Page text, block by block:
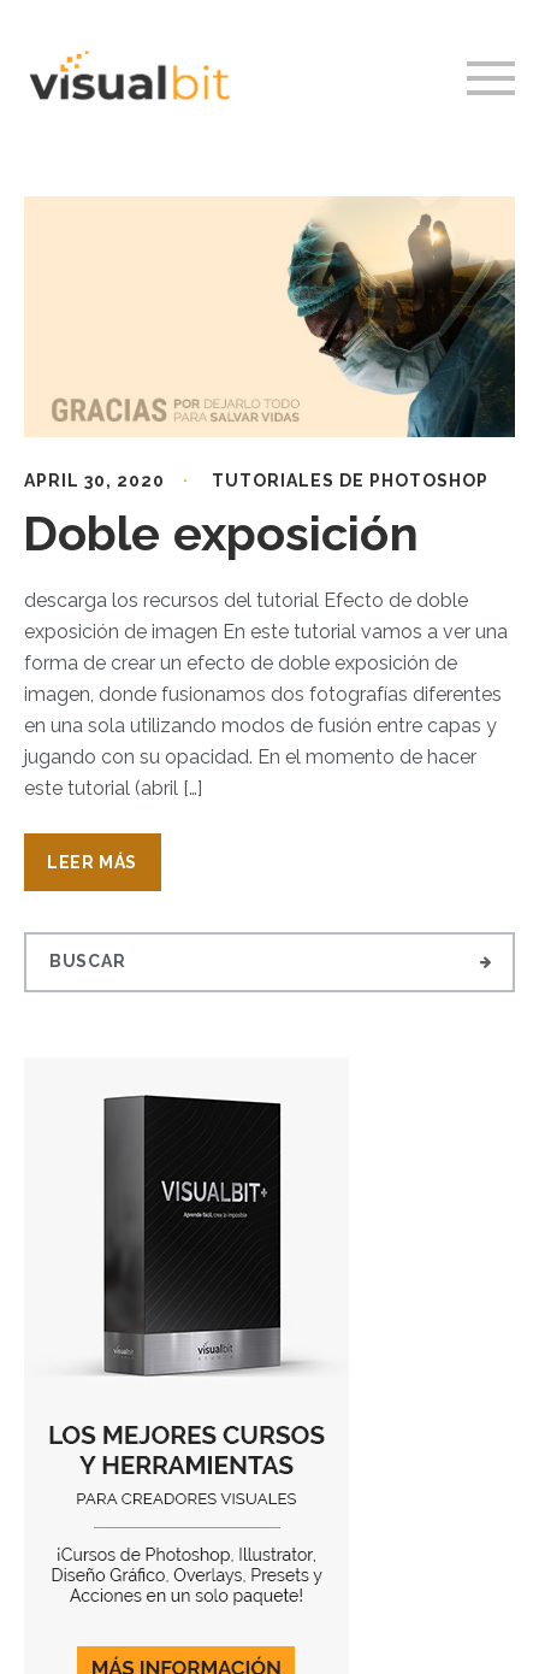
APRIL 30, 2020 TUTORIALES DE PHOTOSHOP
Doble exposición
descarga los recursos del tutorial Efecto de doble
exposición de imagen En este tutorial vamos a ver una
forma de crear un efecto de doble exposición de
imagen, donde fusionamos dos fotografías diferentes
en una sola utilizando modos de fusión entre capas y
jugando con su opacidad. En el momento de hacer
este tutorial (abril […]
LEER MÁS